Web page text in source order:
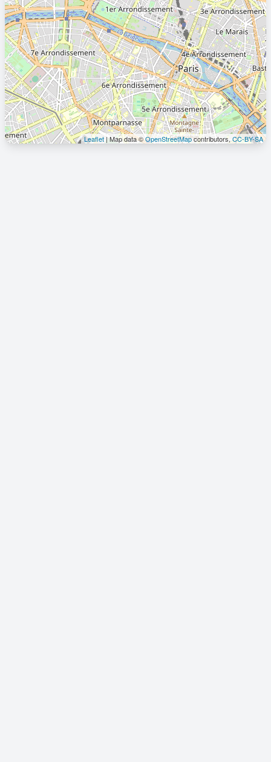
Leaflet| Map data ©OpenStreetMapcontributors, CC-BY-SA